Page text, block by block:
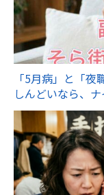
「5月病」と「
しんどいなら、